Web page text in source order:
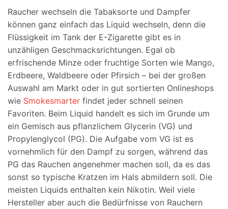
Raucher wechseln die Tabaksorte und Dampfer
können ganz einfach das Liquid wechseln, denn die
Flüssigkeit im Tank der E-Zigarette gibt es in
unzähligen Geschmacksrichtungen. Egal ob
erfrischende Minze oder fruchtige Sorten wie Mango,
Erdbeere, Waldbeere oder Pfirsich – bei der großen
Auswahl am Markt oder in gut sortierten Onlineshops
wie Smokesmarter findet jeder schnell seinen
Favoriten. Beim Liquid handelt es sich im Grunde um
ein Gemisch aus pflanzlichem Glycerin (VG) und
Propylenglycol (PG). Die Aufgabe vom VG ist es
vornehmlich für den Dampf zu sorgen, während das
PG das Rauchen angenehmer machen soll, da es das
sonst so typische Kratzen im Hals abmildern soll. Die
meisten Liquids enthalten kein Nikotin. Weil viele
Hersteller aber auch die Bedürfnisse von Rauchern